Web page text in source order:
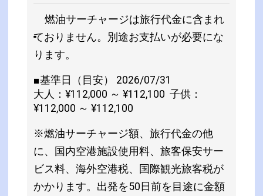
燃油サーチャージは旅行代金に含まれ
ておりません。別途お支払いが必要にな
ります。
■基準日（目安） 2026/07/31
大人：¥112,000 ～ ¥112,100 子供：
¥112,000 ～ ¥112,100
※燃油サーチャージ額、旅行代金の他
に、国内空港施設使用料、旅客保安サー
ビス料、海外空港税、国際観光旅客税が
かかります。出発を50日前を目途に金額